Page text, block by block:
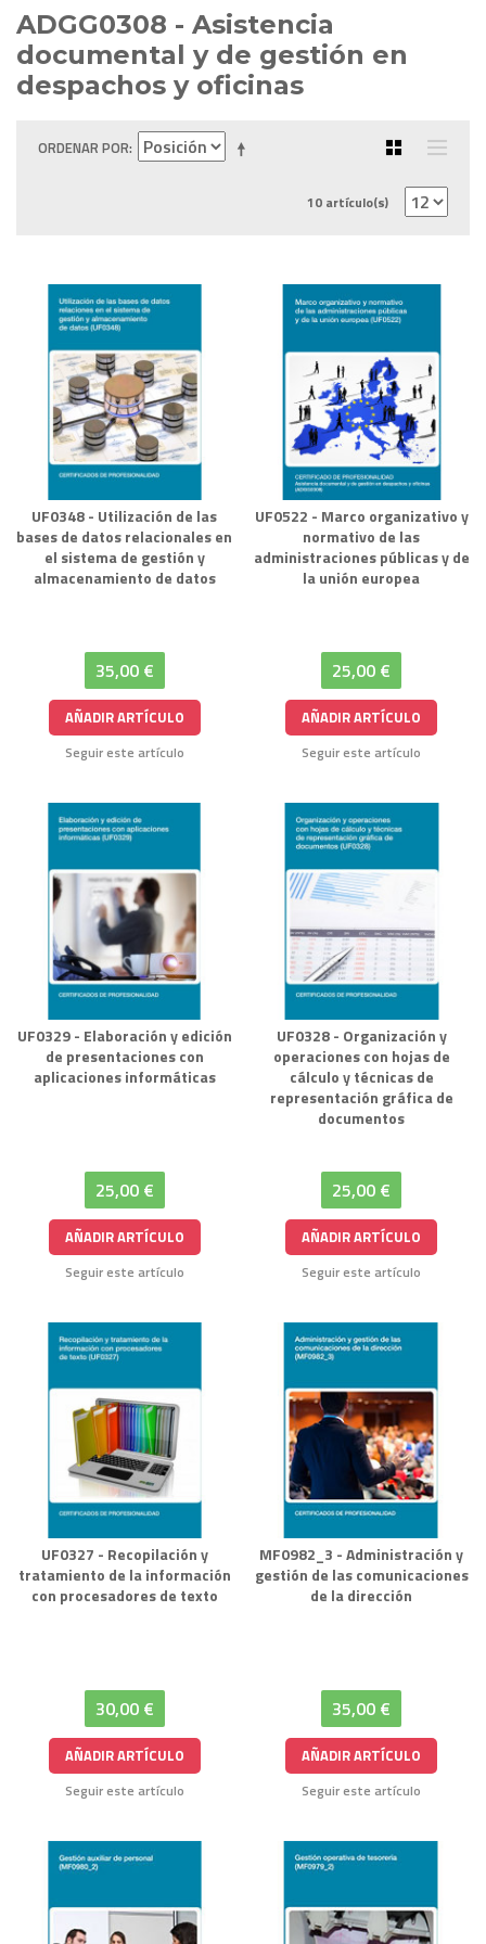
ADGG0308 - Asistencia
documental y de gestión en
despachos y oficinas
ORDENAR POR
10 artículo(s)
UF0348 - Utilización de las
bases de datos relacionales en
el sistema de gestión y
almacenamiento de datos
35,00 €
AÑADIR ARTÍCULO
Seguir este artículo
UF0522 - Marco organizativo y
normativo de las
administraciones públicas y de
la unión europea
25,00 €
AÑADIR ARTÍCULO
Seguir este artículo
UF0329 - Elaboración y edición
de presentaciones con
aplicaciones informáticas
25,00 €
AÑADIR ARTÍCULO
Seguir este artículo
UF0328 - Organización y
operaciones con hojas de
cálculo y técnicas de
representación gráfica de
documentos
25,00 €
AÑADIR ARTÍCULO
Seguir este artículo
UF0327 - Recopilación y
tratamiento de la información
con procesadores de texto
30,00 €
AÑADIR ARTÍCULO
Seguir este artículo
MF0982_3 - Administración y
gestión de las comunicaciones
de la dirección
35,00 €
AÑADIR ARTÍCULO
Seguir este artículo